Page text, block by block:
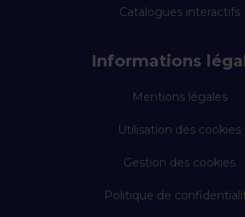
Catalogues interactifs
Informations
Mentions légales
Utilisation des cookies
Gestion des cookies
Politique de